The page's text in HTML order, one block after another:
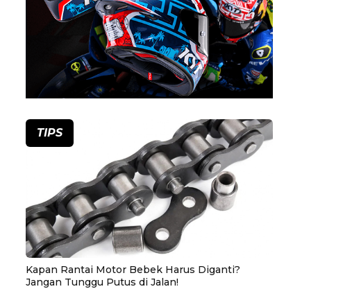
TIPS
Kapan Rantai Motor Bebek Harus Diganti?
Jangan Tunggu Putus di Jalan!